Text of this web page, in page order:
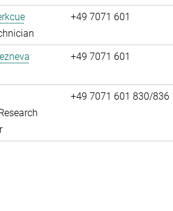
+49 7071 601
+49 7071 601
+49 7071 601 830/836